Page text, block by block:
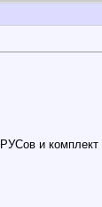
и комплект